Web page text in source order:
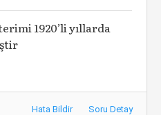
1920’li yıllarda
Hata Bildir Soru Detay